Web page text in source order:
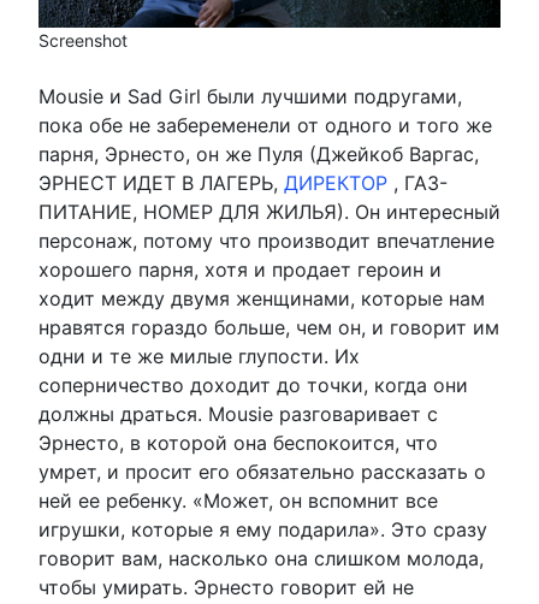
Screenshot
Mousie и Sad Girl были лучшими подругами,
пока обе не забеременели от одного и того же
парня, Эрнесто, он же Пуля (Джейкоб Варгас,
ЭРНЕСТ ИДЕТ В ЛАГЕРЬ, ДИРЕКТОР , ГАЗ-
ПИТАНИЕ, НОМЕР ДЛЯ ЖИЛЬЯ). Он интересный
персонаж, потому что производит впечатление
хорошего парня, хотя и продает героин и
ходит между двумя женщинами, которые нам
нравятся гораздо больше, чем он, и говорит им
одни и те же милые глупости. Их
соперничество доходит до точки, когда они
должны драться. Mousie разговаривает с
Эрнесто, в которой она беспокоится, что
умрет, и просит его обязательно рассказать о
ней ее ребенку. «Может, он вспомнит все
игрушки, которые я ему подарила». Это сразу
говорит вам, насколько она слишком молода,
чтобы умирать. Эрнесто говорит ей не